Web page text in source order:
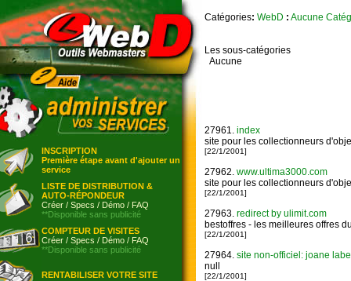
INSCRIPTION
Première étape avant d'ajouter un
service
LISTE DE DISTRIBUTION &
AUTO-RÉPONDEUR
Créer / Specs / Démo / FAQ
**Disponible sans publicité
COMPTEUR DE VISITES
Créer / Specs / Démo / FAQ
**Disponible sans publicité
RENTABILISER VOTRE SITE
Catégories: WebD : Aucune
Les sous-catégories
Aucune
27961. index
site pour les collectionneurs
[22/1/2001]
27962. www.ultima3000.com
site pour les collectionneurs
[22/1/2001]
27963. redirect by ulimit.com
bestoffres - les meilleures offres
[22/1/2001]
27964. site non-officiel: joane
null
[22/1/2001]